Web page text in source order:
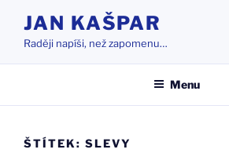
obsahu
webu
JAN KAŠPAR
Raději napíši, než zapomenu…
Menu
ŠTÍTEK: SLEVY